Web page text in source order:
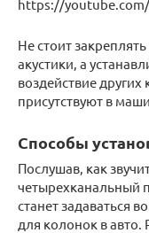
https://
Не стоит
акустики, а
воздействие
присутствуют в
Способы
Послушав, как
четырехканальный
станет задаваться
для колонок в авто.